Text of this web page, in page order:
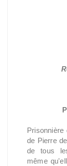
de Pierre
de tous
même